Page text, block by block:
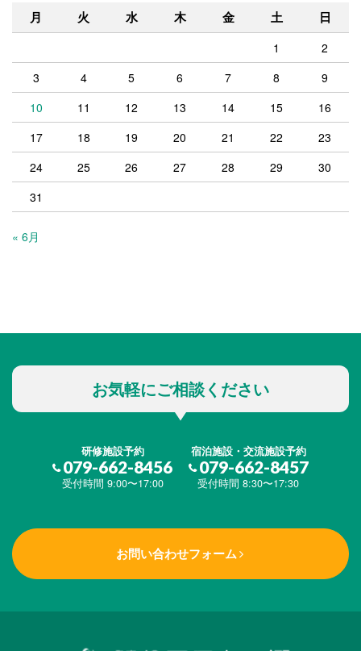
月 火 水 木 金 土 日
1
2
3
4 5 6 7 8
9
10
11 12 13 14 15
16
17
18 19 20 21 22
23
24
25 26 27 28 29
30
31
« 6月
お気軽にご相談ください
研修施設予約
079-662-8456
受付時間 9:00〜17:00
宿泊施設・交流施設予約
079-662-8457
受付時間 8:30〜17:30
お問い合わせフォーム